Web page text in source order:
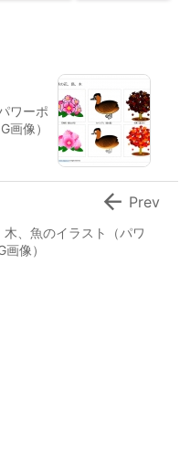
ワーポ
画像）
、魚のイラスト（パワ
像）
 Prev